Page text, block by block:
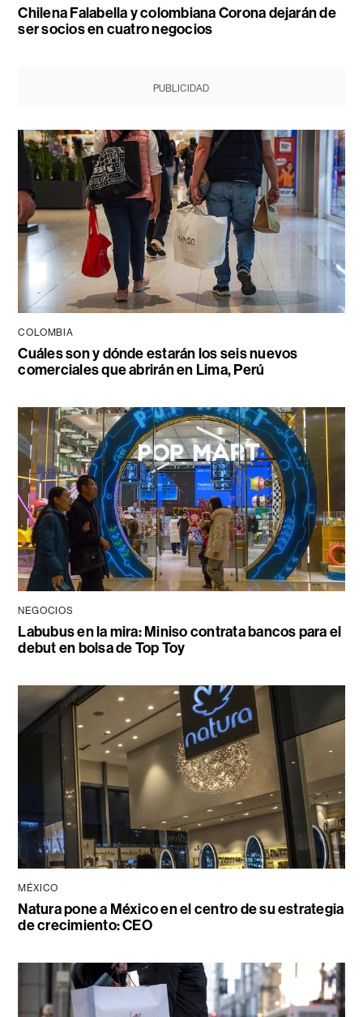
Chilena Falabella y colombiana Corona dejarán de
ser socios en cuatro negocios
PUBLICIDAD
COLOMBIA
Cuáles son y dónde estarán los seis nuevos
comerciales que abrirán en Lima, Perú
NEGOCIOS
Labubus en la mira: Miniso contrata bancos para el
debut en bolsa de Top Toy
MÉXICO
Natura pone a México en el centro de su estrategia
de crecimiento: CEO